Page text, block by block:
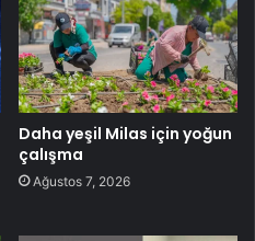
Daha yeşil Milas için yoğun
çalışma
Ağustos 7, 2026